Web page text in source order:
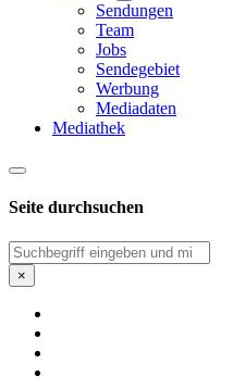
Sendungen
Team
Jobs
Sendegebiet
Werbung
Mediadaten
Mediathek
Seite durchsuchen
Suchen
×